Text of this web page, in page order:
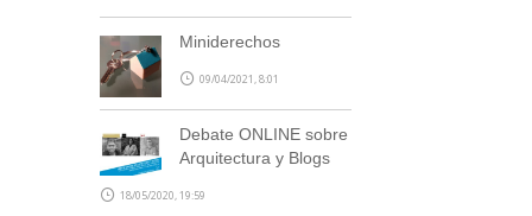
Miniderechos
09/04/2021, 8:01
Debate ONLINE sobre
Arquitectura y Blogs
18/05/2020, 19:59